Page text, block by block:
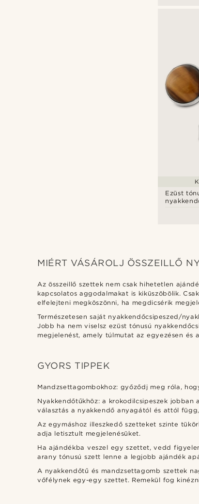
Ezüst
MIÉRT VÁSÁROLJ ÖSSZEILLŐ
Az összeillő szettek nem csak hihetetlen
kapcsolatos aggodalmakat is kiküszöbölik.
elfelejteni megköszönni, ha megdicsérik
Természetesen saját nyakkendőcsipeszed/
Jobb ha nem viselsz ezüst tónusú
megjelenést, amely túlmutat az egyezésen
GYORS TIPPEK
Mandzsettagombokhoz: győződj meg róla,
Nyakkendőtűkhöz: a krokodilcsipeszek
választás a nyakkendő anyagától és attól
Az egymáshoz illeszkedő szetteket szinte
adja letisztult megjelenésüket.
Ha ajándékba veszel egy szettet, vedd
arany tónusú szett lenne a legjobb ajándék
A nyakkendőtű és mandzsettagomb szettek
vőfélynek egy-egy szettet. Remekül fog